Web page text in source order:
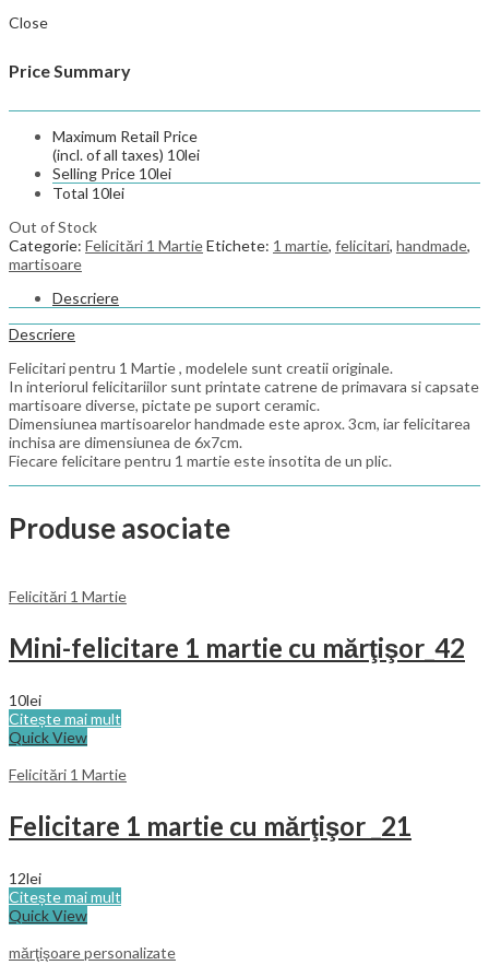
Close
Price Summary
Maximum Retail Price
(incl. of all taxes) 10lei
Selling Price 10lei
Total 10lei
Out of Stock
Categorie: Felicitări 1 MartieEtichete: 1 martie, felicitari, handmade,
martisoare
Descriere
Descriere
Felicitari pentru 1 Martie , modelele sunt creatii originale.
In interiorul felicitariilor sunt printate catrene de primavara si capsate
martisoare diverse, pictate pe suport ceramic.
Dimensiunea martisoarelor handmade este aprox. 3cm, iar felicitarea
inchisa are dimensiunea de 6x7cm.
Fiecare felicitare pentru 1 martie este insotita de un plic.
Produse asociate
Felicitări 1 Martie
Mini-felicitare 1 martie cu mărţişor_42
10lei
Citește mai mult
Quick View
Felicitări 1 Martie
Felicitare 1 martie cu mărţişor _21
12lei
Citește mai mult
Quick View
mărţişoare personalizate